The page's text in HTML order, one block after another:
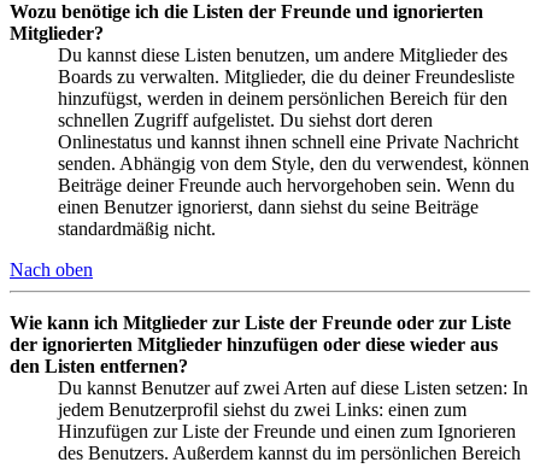
Wozu benötige ich die Listen der Freunde und ignorierten
Mitglieder?
Du kannst diese Listen benutzen, um andere Mitglieder des
Boards zu verwalten. Mitglieder, die du deiner Freundesliste
hinzufügst, werden in deinem persönlichen Bereich für den
schnellen Zugriff aufgelistet. Du siehst dort deren
Onlinestatus und kannst ihnen schnell eine Private Nachricht
senden. Abhängig von dem Style, den du verwendest, können
Beiträge deiner Freunde auch hervorgehoben sein. Wenn du
einen Benutzer ignorierst, dann siehst du seine Beiträge
standardmäßig nicht.
Nach oben
Wie kann ich Mitglieder zur Liste der Freunde oder zur Liste
der ignorierten Mitglieder hinzufügen oder diese wieder aus
den Listen entfernen?
Du kannst Benutzer auf zwei Arten auf diese Listen setzen: In
jedem Benutzerprofil siehst du zwei Links: einen zum
Hinzufügen zur Liste der Freunde und einen zum Ignorieren
des Benutzers. Außerdem kannst du im persönlichen Bereich